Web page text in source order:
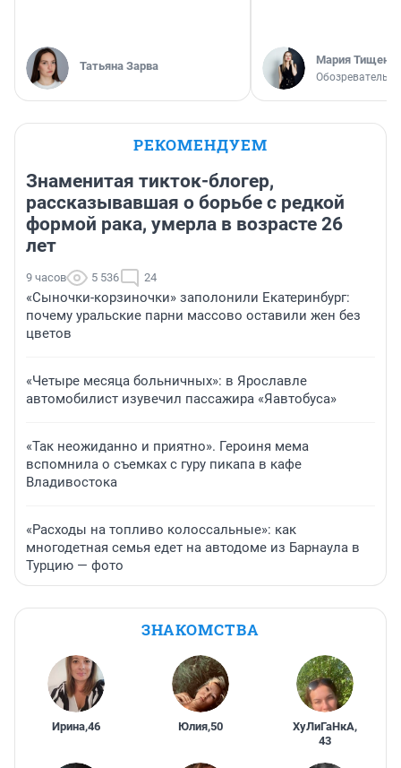
Татьяна Зарва Мария Тищенко
Обозреватель
РЕКОМЕНДУЕМ
Знаменитая тикток-блогер,
рассказывавшая о борьбе с редкой
формой рака, умерла в возрасте 26
лет
9 часов 5 536 24
«Сыночки-корзиночки» заполонили Екатеринбург:
почему уральские парни массово оставили жен без
цветов
«Четыре месяца больничных»: в Ярославле
автомобилист изувечил пассажира «Яавтобуса»
«Так неожиданно и приятно». Героиня мема
вспомнила о съемках с гуру пикапа в кафе
Владивостока
«Расходы на топливо колоссальные»: как
многодетная семья едет на автодоме из Барнаула в
Турцию — фото
ЗНАКОМСТВА
Ирина,46 Юлия,50 ХуЛиГаНкА,
43